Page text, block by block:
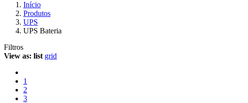
Início
Produtos
UPS
UPS Bateria
Filtros
View as: list grid
1
2
3